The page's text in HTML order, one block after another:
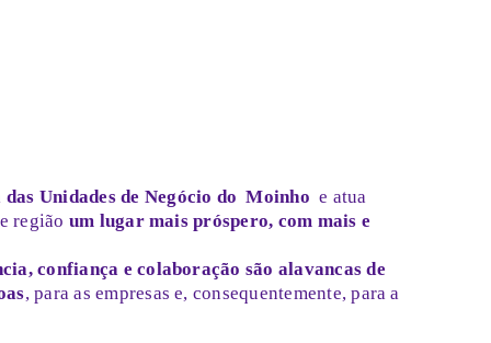
Unidades de Negócio do Moinho e atua
região um lugar mais próspero, com mais e
confiança e colaboração são alavancas de
, para as empresas e, consequentemente, para a